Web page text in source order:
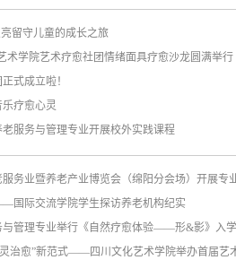
留守儿童的成长之旅
术学院艺术疗愈社团情绪面具疗愈沙龙圆满举行
式成立啦！
疗愈心灵
服务与管理专业开展校外实践课程
务业暨养老产业博览会（绵阳分会场）开展专
国际交流学院学生探访养老机构纪实
与管理专业举行《自然疗愈体验——形&影》入
治愈”新范式——四川文化艺术学院举办首届艺